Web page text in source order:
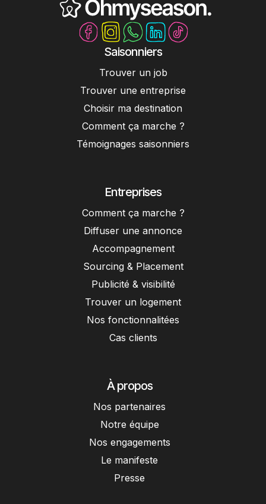
Saisonniers
Trouver un job
Trouver une entreprise
Choisir ma destination
Comment ça marche ?
Témoignages saisonniers
Entreprises
Comment ça marche ?
Diffuser une annonce
Accompagnement
Sourcing & Placement
Publicité & visibilité
Trouver un logement
Nos fonctionnalitées
Cas clients
À propos
Nos partenaires
Notre équipe
Nos engagements
Le manifeste
Presse